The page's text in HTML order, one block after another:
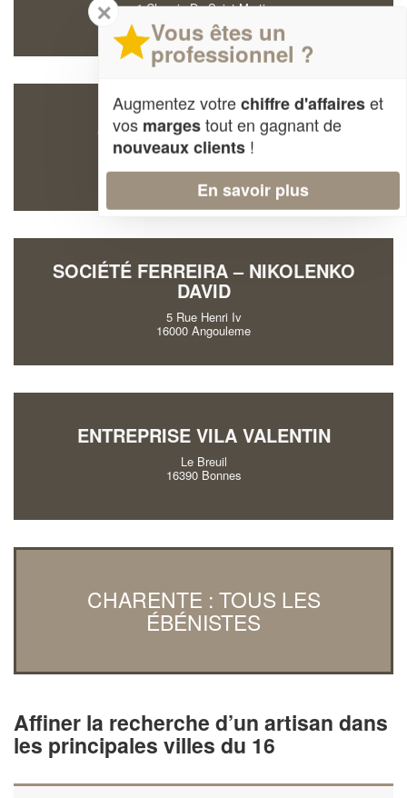
1 Chemin De Saint Martin
16130 Salles-d'Angles
ATELIER COROZO SARL
Zi La Croix Saint Georges
SOCIÉTÉ FERREIRA – NIKOLENKO
DAVID
5 Rue Henri Iv
16000 Angouleme
ENTREPRISE VILA VALENTIN
Le Breuil
16390 Bonnes
CHARENTE : TOUS LES
ÉBÉNISTES
Affiner la recherche d’un artisan dans
les principales villes du 16
✕
Vous êtes un
professionnel ?
Augmentez votrechiffre d'affaireset
vos margestout en gagnant de
nouveaux clients !
En savoir plus